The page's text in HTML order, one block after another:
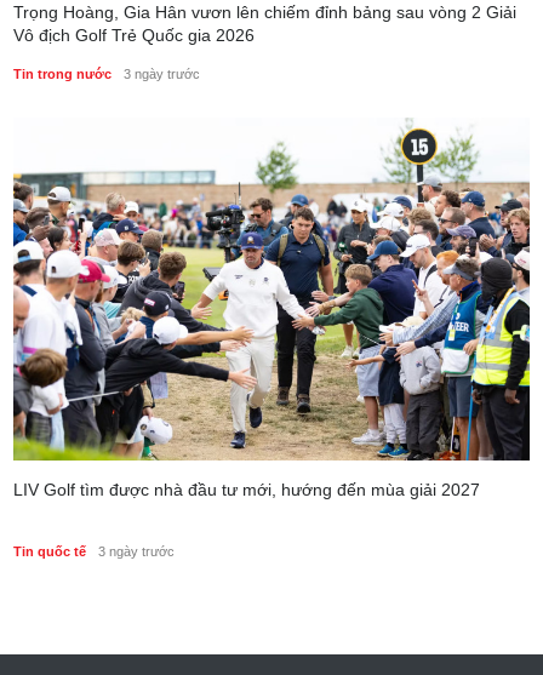
Trọng Hoàng, Gia Hân vươn lên chiếm đỉnh bảng sau vòng 2 Giải
Vô địch Golf Trẻ Quốc gia 2026
Tin trong nước 3 ngày trước
LIV Golf tìm được nhà đầu tư mới, hướng đến mùa giải 2027
Tin quốc tế 3 ngày trước